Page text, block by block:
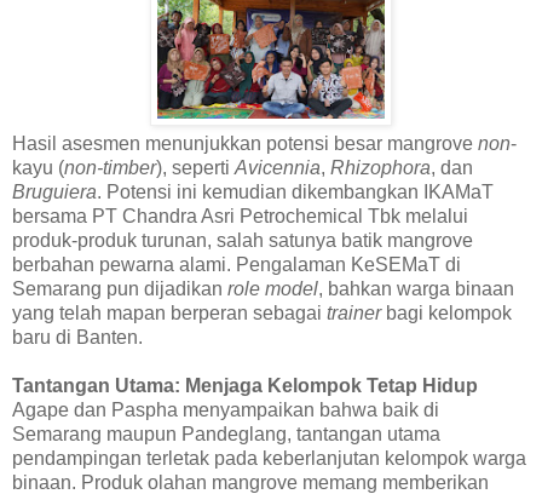
Hasil asesmen menunjukkan potensi besar mangrove non-
kayu (non-timber), seperti Avicennia, Rhizophora, dan
Bruguiera. Potensi ini kemudian dikembangkan IKAMaT
bersama PT Chandra Asri Petrochemical Tbk melalui
produk-produk turunan, salah satunya batik mangrove
berbahan pewarna alami. Pengalaman KeSEMaT di
Semarang pun dijadikan role model, bahkan warga binaan
yang telah mapan berperan sebagai trainer bagi kelompok
baru di Banten.
Tantangan Utama: Menjaga Kelompok Tetap Hidup
Agape dan Paspha menyampaikan bahwa baik di
Semarang maupun Pandeglang, tantangan utama
pendampingan terletak pada keberlanjutan kelompok warga
binaan. Produk olahan mangrove memang memberikan